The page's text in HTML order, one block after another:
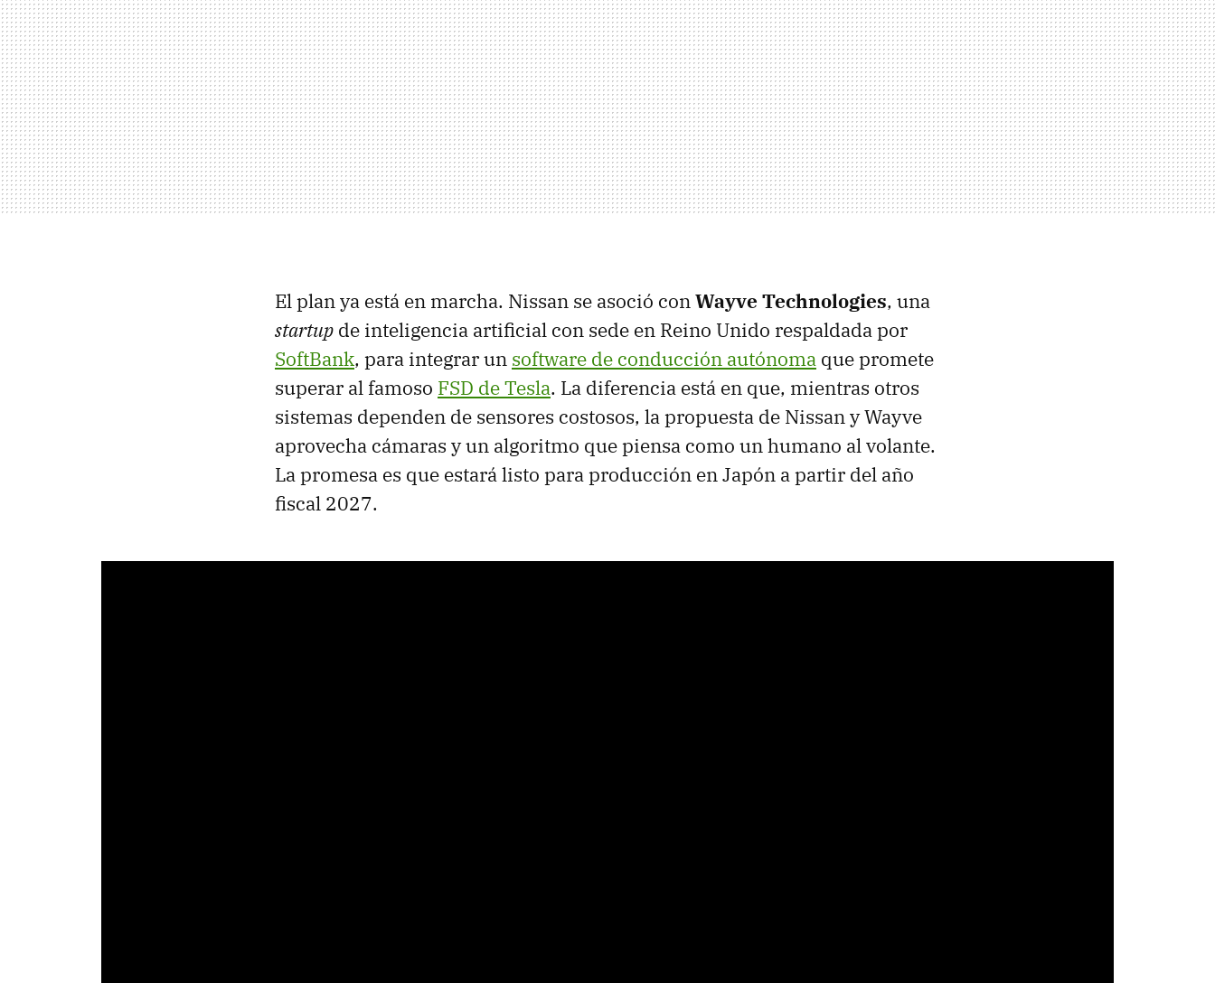
El plan ya está en marcha. Nissan se asoció conWayve Technologies, una
startup de inteligencia artificial con sede en Reino Unido respaldada por
SoftBank, para integrar un software de conducción autónoma que promete
superar al famoso FSD de Tesla. La diferencia está en que, mientras otros
sistemas dependen de sensores costosos, la propuesta de Nissan y Wayve
aprovecha cámaras y un algoritmo que piensa como un humano al volante.
La promesa es que estará listo para producción en Japón a partir del año
fiscal 2027.